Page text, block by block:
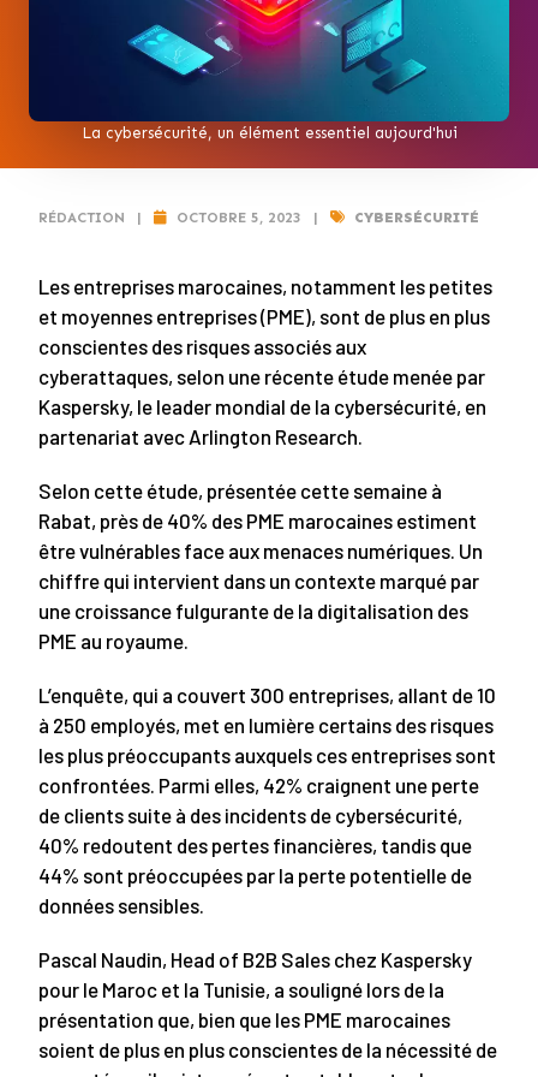
La cybersécurité, un élément essentiel aujourd'hui
RÉDACTION | OCTOBRE 5, 2023 | CYBERSÉCURITÉ
Les entreprises marocaines, notamment les petites
et moyennes entreprises (PME), sont de plus en plus
conscientes des risques associés aux
cyberattaques, selon une récente étude menée par
Kaspersky, le leader mondial de la cybersécurité, en
partenariat avec Arlington Research.
Selon cette étude, présentée cette semaine à
Rabat, près de 40% des PME marocaines estiment
être vulnérables face aux menaces numériques. Un
chiffre qui intervient dans un contexte marqué par
une croissance fulgurante de la digitalisation des
PME au royaume.
L’enquête, qui a couvert 300 entreprises, allant de 10
à 250 employés, met en lumière certains des risques
les plus préoccupants auxquels ces entreprises sont
confrontées. Parmi elles, 42% craignent une perte
de clients suite à des incidents de cybersécurité,
40% redoutent des pertes financières, tandis que
44% sont préoccupées par la perte potentielle de
données sensibles.
Pascal Naudin, Head of B2B Sales chez Kaspersky
pour le Maroc et la Tunisie, a souligné lors de la
présentation que, bien que les PME marocaines
soient de plus en plus conscientes de la nécessité de